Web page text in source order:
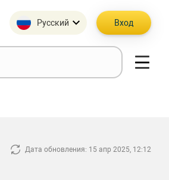
Русский Вход
Дата обновления: 15 апр 2025, 12:12